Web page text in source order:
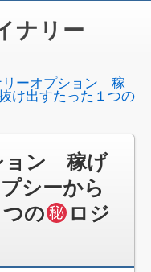
ナリー
リーオプション 稼
け出すたった１つの
ョン 稼げ
シーから
の
ロジ